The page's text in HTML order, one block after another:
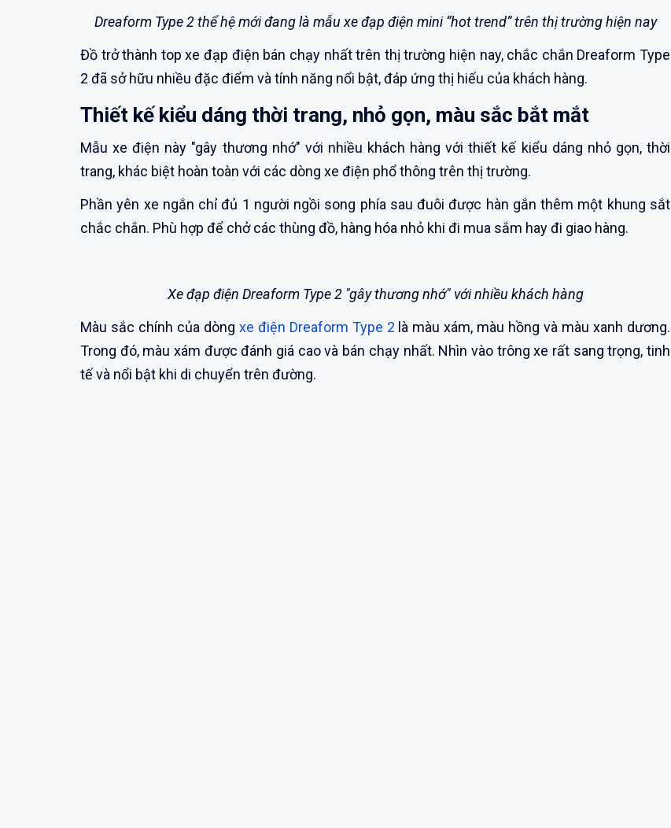
Dreaform Type 2 thể hệ mới đang là mẫu xe đạp điện mini “hot trend” trên thị trường hiện nay
Đồ trở thành top xe đạp điện bán chạy nhất trên thị trường hiện nay, chắc chắn Dreaform Type
2 đã sở hữu nhiều đặc điểm và tính năng nổi bật, đáp ứng thị hiếu của khách hàng.
Thiết kế kiểu dáng thời trang, nhỏ gọn, màu sắc bắt mắt
Mẫu xe điện này "gây thương nhớ" với nhiều khách hàng với thiết kế kiểu dáng nhỏ gọn, thời
trang, khác biệt hoàn toàn với các dòng xe điện phổ thông trên thị trường.
Phần yên xe ngắn chỉ đủ 1 người ngồi song phía sau đuôi được hàn gắn thêm một khung sắt
chắc chắn. Phù hợp để chở các thùng đồ, hàng hóa nhỏ khi đi mua sắm hay đi giao hàng.
Xe đạp điện Dreaform Type 2 "gây thương nhớ" với nhiều khách hàng
Màu sắc chính của dòng xe điện Dreaform Type 2 là màu xám, màu hồng và màu xanh dương.
Trong đó, màu xám được đánh giá cao và bán chạy nhất. Nhìn vào trông xe rất sang trọng, tinh
tế và nổi bật khi di chuyển trên đường.